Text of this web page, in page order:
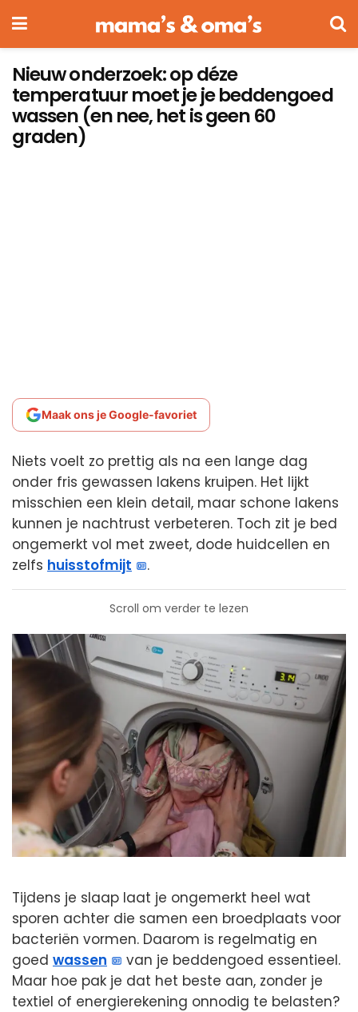
Nieuw onderzoek: op déze
temperatuur moet je je beddengoed
wassen (en nee, het is geen 60
graden)
Maak ons je Google-favoriet
Niets voelt zo prettig als na een lange dag
onder fris gewassen lakens kruipen. Het lijkt
misschien een klein detail, maar schone lakens
kunnen je nachtrust verbeteren. Toch zit je bed
ongemerkt vol met zweet, dode huidcellen en
zelfs huisstofmijt .
Scroll om verder te lezen
Tijdens je slaap laat je ongemerkt heel wat
sporen achter die samen een broedplaats voor
bacteriën vormen. Daarom is regelmatig en
goed wassen
van je beddengoed essentieel.
Maar hoe pak je dat het beste aan, zonder je
textiel of energierekening onnodig te belasten?